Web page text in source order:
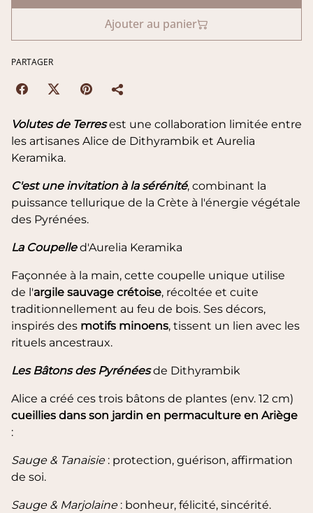
Ajouter au panier
PARTAGER
Volutes de Terresest une collaboration limitée entre
les artisanes Alice de Dithyrambik et Aurelia
Keramika.
C'est une invitation à la sérénité, combinant la
puissance tellurique de la Crète à l'énergie végétale
des Pyrénées.
La Coupelled'Aurelia Keramika
Façonnée à la main, cette coupelle unique utilise
de l'argile sauvage crétoise, récoltée et cuite
traditionnellement au feu de bois. Ses décors,
inspirés des motifs minoens, tissent un lien avec les
rituels ancestraux.
Les Bâtons des Pyrénéesde Dithyrambik
Alice a créé ces trois bâtons de plantes (env. 12 cm)
cueillies dans son jardin en permaculture en Ariège
:
Sauge & Tanaisie: protection, guérison, affirmation
de soi.
Sauge & Marjolaine: bonheur, félicité, sincérité.